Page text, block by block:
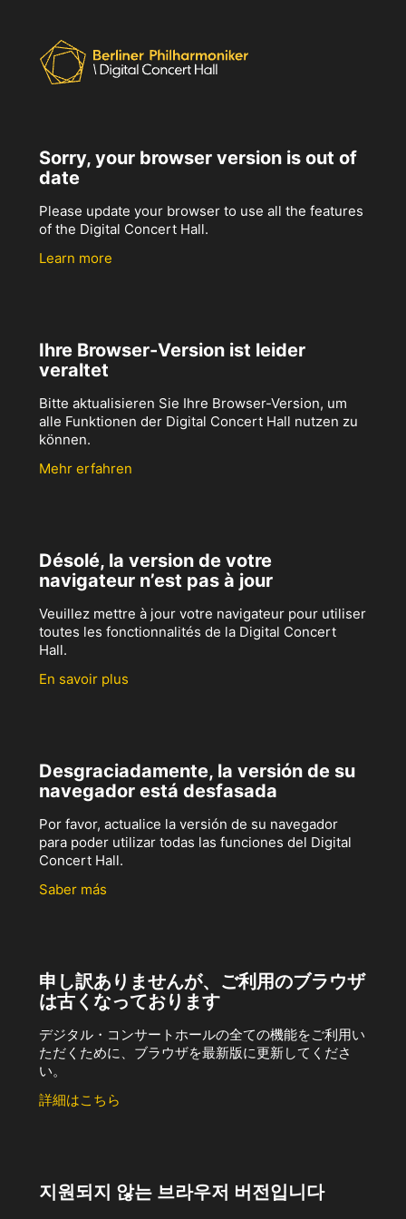
Sorry, your browser version is out of
date
Please update your browser to use all the features
of the Digital Concert Hall.
Learn more
Ihre Browser-Version ist leider
veraltet
Bitte aktualisieren Sie Ihre Browser-Version, um
alle Funktionen der Digital Concert Hall nutzen zu
können.
Mehr erfahren
Désolé, la version de votre
navigateur n’est pas à jour
Veuillez mettre à jour votre navigateur pour utiliser
toutes les fonctionnalités de la Digital Concert
Hall.
En savoir plus
Desgraciadamente, la versión de su
navegador está desfasada
Por favor, actualice la versión de su navegador
para poder utilizar todas las funciones del Digital
Concert Hall.
Saber más
申し訳ありませんが、ご利用のブラウザ
は古くなっております
デジタル・コンサートホールの全ての機能をご利用い
ただくために、ブラウザを最新版に更新してくださ
い。
詳細はこちら
지원되지 않는 브라우저 버전입니다